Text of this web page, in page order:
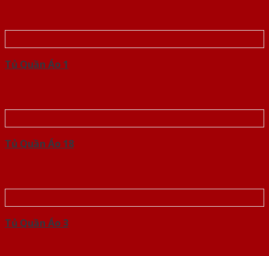
Tủ Quần Áo 1
Tủ Quần Áo 18
Tủ Quần Áo 3